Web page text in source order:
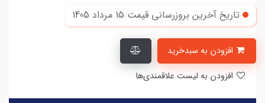
تاریخ آخرین بروزرسانی قیمت 15 مرداد 1405